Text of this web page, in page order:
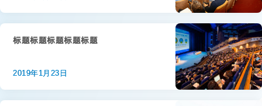
标题标题标题标题标题
2019年1月23日